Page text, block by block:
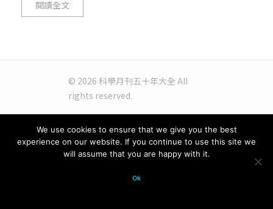
閱讀全文
© 2026 科學月刊五十年大全 All
rights reserved.
We use cookies to ensure that we give you the best
experience on our website. If you continue to use this site we
will assume that you are happy with it.
Ok